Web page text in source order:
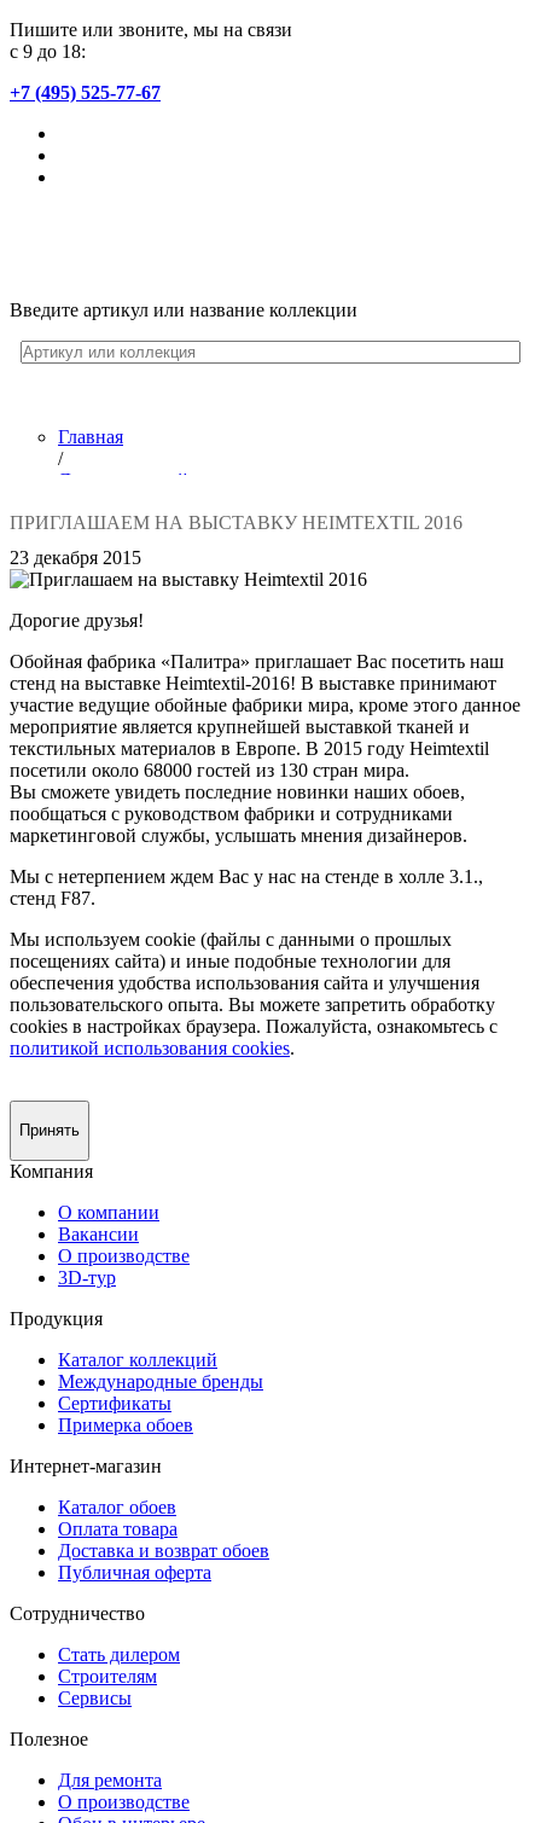
Пишите или звоните, мы на связи
с 9 до 18:
+7 (495) 525-77-67
Введите артикул или название коллекции
Главная
/
Лента новостей
Приглашаем на выставку Heimtextil 2016
ПРИГЛАШАЕМ НА ВЫСТАВКУ HEIMTEXTIL 2016
23 декабря 2015
Дорогие друзья!
Обойная фабрика «Палитра» приглашает Вас посетить наш
стенд на выставке Heimtextil-2016! В выставке принимают
участие ведущие обойные фабрики мира, кроме этого данное
мероприятие является крупнейшей выставкой тканей и
текстильных материалов в Европе. В 2015 году Heimtextil
посетили около 68000 гостей из 130 стран мира.
Вы сможете увидеть последние новинки наших обоев,
пообщаться с руководством фабрики и сотрудниками
маркетинговой службы, услышать мнения дизайнеров.
Мы с нетерпением ждем Вас у нас на стенде в холле 3.1.,
стенд F87.
Мы используем cookie (файлы с данными о прошлых
посещениях сайта) и иные подобные технологии для
обеспечения удобства использования сайта и улучшения
пользовательского опыта. Вы можете запретить обработку
сookies в настройках браузера. Пожалуйста, ознакомьтесь с
политикой использования cookies.
Принять
Компания
О компании
Вакансии
О производстве
3D-тур
Продукция
Каталог коллекций
Международные бренды
Сертификаты
Примерка обоев
Интернет-магазин
Каталог обоев
Оплата товара
Доставка и возврат обоев
Публичная оферта
Сотрудничество
Стать дилером
Строителям
Сервисы
Полезное
Для ремонта
О производстве